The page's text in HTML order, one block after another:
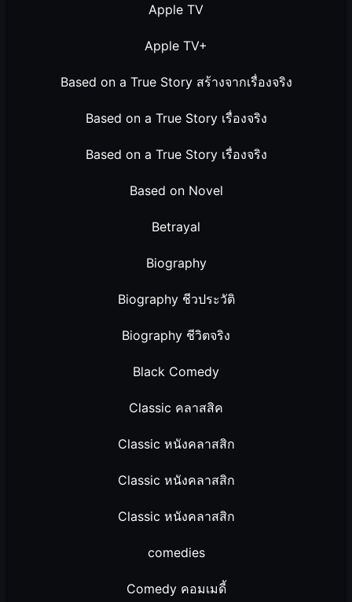
Apple TV
Apple TV+
Based on a True Story สร้างจากเรื่องจริง
Based on a True Story เรื่องจริง
Based on a True Story เรื่องจริง
Based on Novel
Betrayal
Biography
Biography ชีวประวัติ
Biography ชีวิตจริง
Black Comedy
Classic คลาสสิค
Classic หนังคลาสสิก
Classic หนังคลาสสิก
Classic หนังคลาสสิก
comedies
Comedy คอมเมดี้